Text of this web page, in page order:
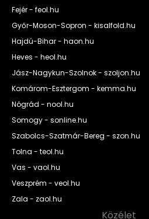
Fejér - feol.hu
Győr-Moson-Sopron - kisalfold.hu
Hajdú-Bihar - haon.hu
Heves - heol.hu
Jász-Nagykun-Szolnok - szoljon.hu
Komárom-Esztergom - kemma.hu
Nógrád - nool.hu
Somogy - sonline.hu
Szabolcs-Szatmár-Bereg - szon.hu
Tolna - teol.hu
Vas - vaol.hu
Veszprém - veol.hu
Zala - zaol.hu
Közélet